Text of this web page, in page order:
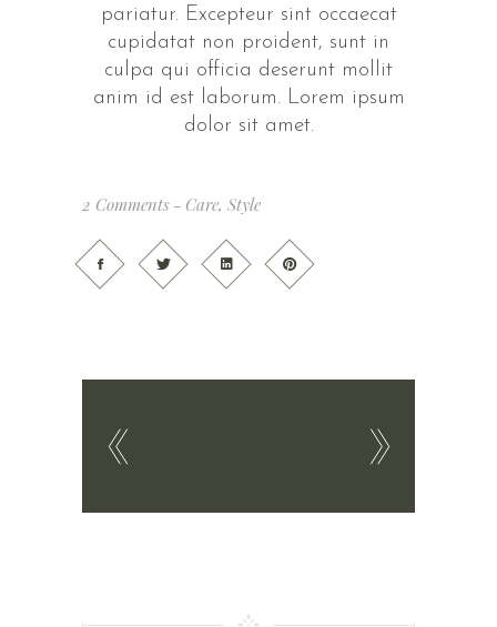
pariatur. Excepteur sint occaecat
cupidatat non proident, sunt in
culpa qui officia deserunt mollit
anim id est laborum. Lorem ipsum
dolor sit amet.
2 Comments Care, Style